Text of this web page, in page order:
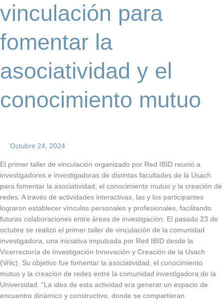
vinculación para
fomentar la
asociatividad y el
conocimiento mutuo
Octubre 24, 2024
El primer taller de vinculación organizado por Red IBID reunió a
investigadores e investigadoras de distintas facultades de la Usach
para fomentar la asociatividad, el conocimiento mutuo y la creación de
redes. A través de actividades interactivas, las y los participantes
lograron establecer vínculos personales y profesionales, facilitando
futuras colaboraciones entre áreas de investigación. El pasado 23 de
octubre se realizó el primer taller de vinculación de la comunidad
investigadora, una iniciativa impulsada por Red IBID desde la
Vicerrectoría de Investigación Innovación y Creación de la Usach
(Vriic). Su objetivo fue fomentar la asociatividad, el conocimiento
mutuo y la creación de redes entre la comunidad investigadora de la
Universidad. “La idea de esta actividad era generar un espacio de
encuentro dinámico y constructivo, donde se compartieran
mutuo